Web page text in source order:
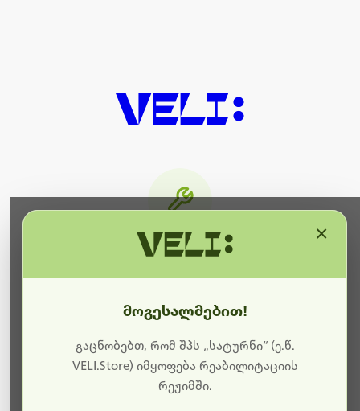
ბოდიშს გიხდით შეფერხებისთვის. ამჟამად
მიმდინარეობს საიტის განახლება და ტექნიკური
სამუშაოები.
მალე ისევ ხელმისაწვდომი იქნება. გმადლობთ
მოგესალმებით!
გაცნობებთ, რომ შპს „სატურნი“ (ე.წ.
VELI.Store) იმყოფება რეაბილიტაციის
რეჟიმში.
×